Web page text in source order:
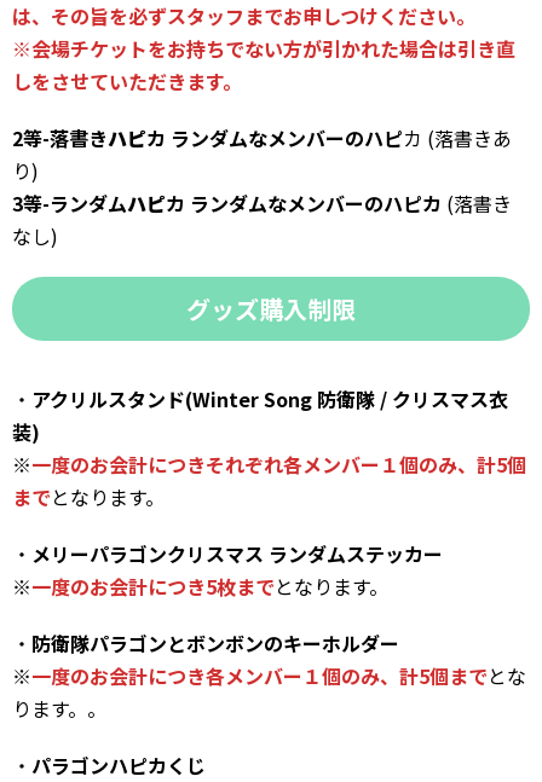
は、その旨を必ずスタッフまでお申しつけください。
※会場チケットをお持ちでない方が引かれた場合は引き直
しをさせていただきます。
2等-落書きハピカ ランダムなメンバーのハピカ (落書きあ
り)
3等-ランダムハピカ ランダムなメンバーのハピカ (落書き
なし)
グッズ購入制限
・ アクリルスタンド(Winter Song 防衛隊 / クリスマス衣
装)
※一度のお会計につきそれぞれ各メンバー１個のみ、計5個
までとなります。
・ メリーパラゴンクリスマス ランダムステッカー
※一度のお会計につき5枚までとなります。
・ 防衛隊パラゴンとボンボンのキーホルダー
※一度のお会計につき各メンバー１個のみ、計5個までとな
ります。。
・ パラゴンハピカくじ